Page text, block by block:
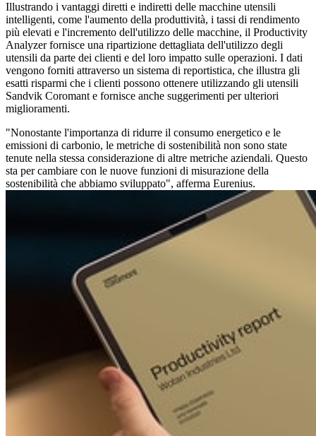
Illustrando i vantaggi diretti e indiretti delle macchine utensili
intelligenti, come l'aumento della produttività, i tassi di rendimento
più elevati e l'incremento dell'utilizzo delle macchine, il Productivity
Analyzer fornisce una ripartizione dettagliata dell'utilizzo degli
utensili da parte dei clienti e del loro impatto sulle operazioni. I dati
vengono forniti attraverso un sistema di reportistica, che illustra gli
esatti risparmi che i clienti possono ottenere utilizzando gli utensili
Sandvik Coromant e fornisce anche suggerimenti per ulteriori
miglioramenti.
"Nonostante l'importanza di ridurre il consumo energetico e le
emissioni di carbonio, le metriche di sostenibilità non sono state
tenute nella stessa considerazione di altre metriche aziendali. Questo
sta per cambiare con le nuove funzioni di misurazione della
sostenibilità che abbiamo sviluppato", afferma Eurenius.